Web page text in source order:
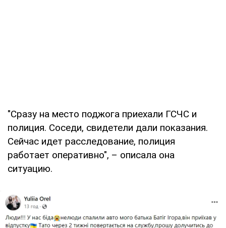
"Сразу на место поджога приехали ГСЧС и
полиция. Соседи, свидетели дали показания.
Сейчас идет расследование, полиция
работает оперативно", – описала она
ситуацию.